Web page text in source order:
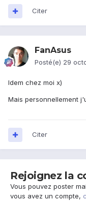
Citer
FanAsus
Posté(e) 29
Idem chez moi x)
Mais personnellement
Citer
Rejoignez la
Vous pouvez poster
vous avez un compte,